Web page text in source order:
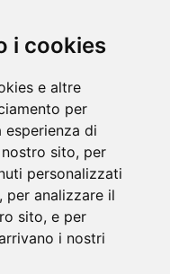
i cookies
e altre
per
esperienza di
sito, per
personalizzati
per analizzare il
sito, e per
i nostri